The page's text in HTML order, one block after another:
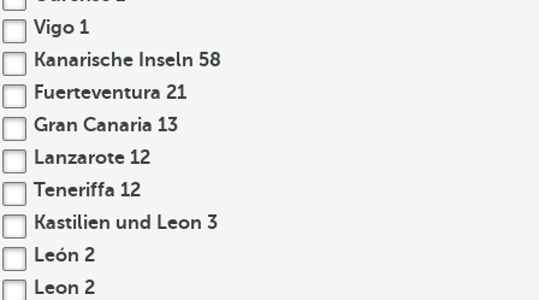
Vigo 1
Kanarische Inseln 58
Fuerteventura 21
Gran Canaria 13
Lanzarote 12
Teneriffa 12
Kastilien und Leon 3
León 2
Leon 2